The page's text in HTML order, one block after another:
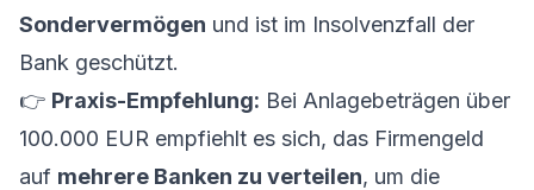
Sondervermögen und ist im Insolvenzfall der
Bank geschützt.
👉 Praxis-Empfehlung: Bei Anlagebeträgen über
100.000 EUR empfiehlt es sich, das Firmengeld
auf mehrere Banken zu verteilen, um die